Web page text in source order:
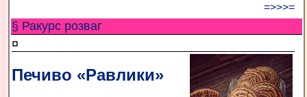
=>>>=
§ Ракурс розваг
¤
Печиво «Равлики»